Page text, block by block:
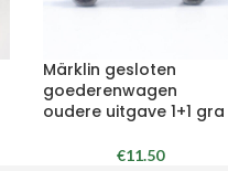
Märklin gesloten
goederenwagen
oudere uitgave 1+1 gra
€11.50